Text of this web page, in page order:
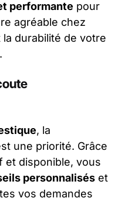
performante pour
agréable chez
durabilité de votre
, la
une priorité. Grâce
et disponible, vous
personnalisés et
vos demandes